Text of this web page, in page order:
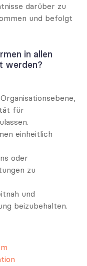
darüber zu
und befolgt
in allen
werden?
für
einheitlich
oder
zu
und
beizubehalten.